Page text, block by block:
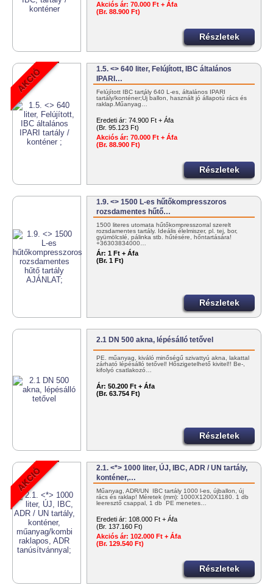
Akciós ár: 70.000 Ft + Áfa
(Br. 88.900 Ft)
Részletek
1.5. <> 640 liter, Felújított, IBC általános
IPARI…
Felújított IBC tartály 640 L-es, általános IPARI
tartály/konténer;Új ballon, használt jó állapotú rács és
raklap.Műanyag…
Eredeti ár: 74.900 Ft + Áfa
(Br. 95.123 Ft)
Akciós ár: 70.000 Ft + Áfa
(Br. 88.900 Ft)
Részletek
1.9. <> 1500 L-es hűtőkompresszoros
rozsdamentes hűtő…
1500 literes utomata hűtőkompresszorral szerelt
rozsdamentes tartály. Ideális élelmiszer, pl. tej, bor,
gyümölcslé, pálinka stb. hűtésére, hőntartására!
+36303834000…
Ár: 1 Ft + Áfa
(Br. 1 Ft)
Részletek
2.1 DN 500 akna, lépésálló tetővel
PE. műanyag, kiváló minőségű szivattyú akna, lakattal
zárható lépésálló tetővel! Hőszigetelhető kivitel!! Be-,
kifolyó csatlakozó…
Ár: 50.200 Ft + Áfa
(Br. 63.754 Ft)
Részletek
2.1. <*> 1000 liter, ÚJ, IBC, ADR / UN tartály,
konténer,…
Műanyag, ADR/UN IBC tartály 1000 l-es, újballon, új
rács és raklap! Méretek (mm): 1000X1200X1180. 1 db
leeresztő csappal, 1 db PE menetes…
Eredeti ár: 108.000 Ft + Áfa
(Br. 137.160 Ft)
Akciós ár: 102.000 Ft + Áfa
(Br. 129.540 Ft)
Részletek